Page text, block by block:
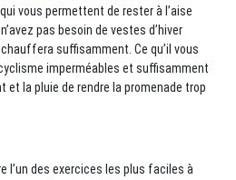
vous permettent de rester à l’aise
pas besoin de vestes d’hiver
suffisamment. Ce qu’il vous
imperméables et suffisamment
et la pluie de rendre la promenade trop
l’un des exercices les plus faciles à